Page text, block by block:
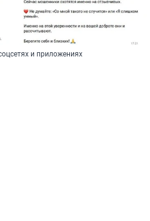
и приложениях